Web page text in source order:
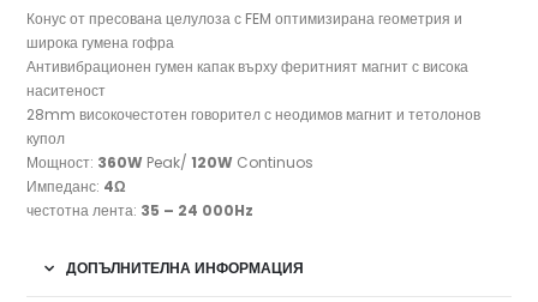
Конус от пресована целулоза с FEM оптимизирана геометрия и
широка гумена гофра
Антивибрационен гумен капак върху феритният магнит с висока
наситеност
28mm високочестотен говорител с неодимов магнит и тетолонов
купол
Мощност: 360W Peak/120W Continuos
Импеданс: 4Ω
честотна лента: 35 – 24 000Hz
ДОПЪЛНИТЕЛНА ИНФОРМАЦИЯ